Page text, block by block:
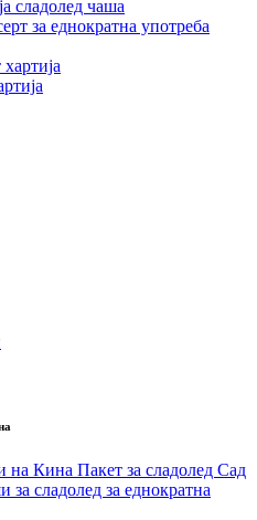
за еднократна употреба